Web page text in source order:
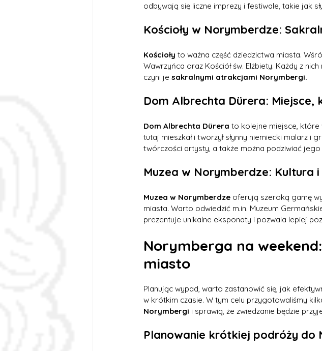
odbywają się liczne imprezy i festiwale, takie jak
Kościoły w Norymberdze:
Kościoły to ważna część dziedzictwa miasta.
Wawrzyńca oraz Kościół św. Elżbiety. Każdy z
czyni je sakralnymi atrakcjami Norymbergi.
Dom Albrechta Dürera:
Dom Albrechta Dürera to kolejne miejsce, które
tutaj mieszkał i tworzył słynny niemiecki malarz i
twórczości artysty, a także można podziwiać jego
Muzea w Norymberdze: Kultura
Muzea w Norymberdze oferują szeroką gamę
miasta. Warto odwiedzić m.in. Muzeum
prezentuje unikalne eksponaty i pozwala lepiej
Norymberga na
miasto
Planując wypad, warto zastanowić się, jak
w krótkim czasie. W tym celu przygotowaliśmy
Norymbergi i sprawią, że zwiedzanie będzie
Planowanie krótkiej podróży do